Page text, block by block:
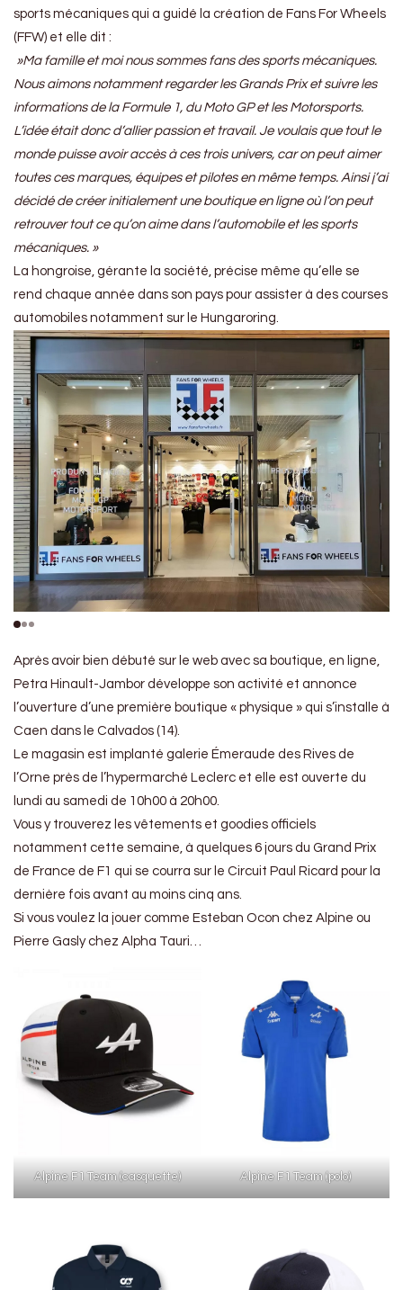
sports mécaniques qui a guidé la création de Fans For Wheels
(FFW) et elle dit :
»Ma famille et moi nous sommes fans des sports mécaniques.
Nous aimons notamment regarder les Grands Prix et suivre les
informations de la Formule 1, du Moto GP et les Motorsports.
L’idée était donc d’allier passion et travail. Je voulais que tout le
monde puisse avoir accès à ces trois univers, car on peut aimer
toutes ces marques, équipes et pilotes en même temps. Ainsi j’ai
décidé de créer initialement une boutique en ligne où l’on peut
retrouver tout ce qu’on aime dans l’automobile et les sports
mécaniques. »
La hongroise, gérante la société, précise même qu’elle se
rend chaque année dans son pays pour assister à des courses
automobiles notamment sur le Hungaroring.
Après avoir bien débuté sur le web avec sa boutique, en ligne,
Petra Hinault-Jambor développe son activité et annonce
l’ouverture d’une première boutique « physique » qui s’installe à
Caen dans le Calvados (14).
Le magasin est implanté galerie Émeraude des Rives de
l’Orne près de l’hypermarché Leclerc et elle est ouverte du
lundi au samedi de 10h00 à 20h00.
Vous y trouverez les vêtements et goodies officiels
notamment cette semaine, à quelques 6 jours du Grand Prix
de France de F1 qui se courra sur le Circuit Paul Ricard pour la
dernière fois avant au moins cinq ans.
Si vous voulez la jouer comme Esteban Ocon chez Alpine ou
Pierre Gasly chez Alpha Tauri…
Alpine F1 Team (casquette) Alpine F1 Team (polo)